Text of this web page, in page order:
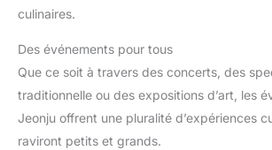
culinaires.
Des événements pour tous
Que ce soit à travers des concerts, des
traditionnelle ou des expositions d’art, les
Jeonju offrent une pluralité d’expériences
raviront petits et grands.